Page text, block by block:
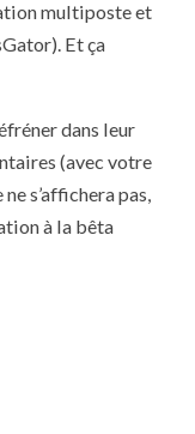
multiposte et
Et ça
dans leur
(avec votre
s’affichera pas,
à la bêta